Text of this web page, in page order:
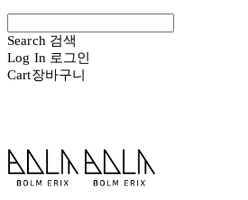
Search 검색
Log In 로그인
Cart장바구니